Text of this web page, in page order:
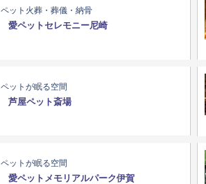
ペット火葬・葬儀・納骨
愛ペットセレモニー尼崎
ペットが眠る空間
芦屋ペット斎場
ペットが眠る空間
愛ペットメモリアルパーク伊賀